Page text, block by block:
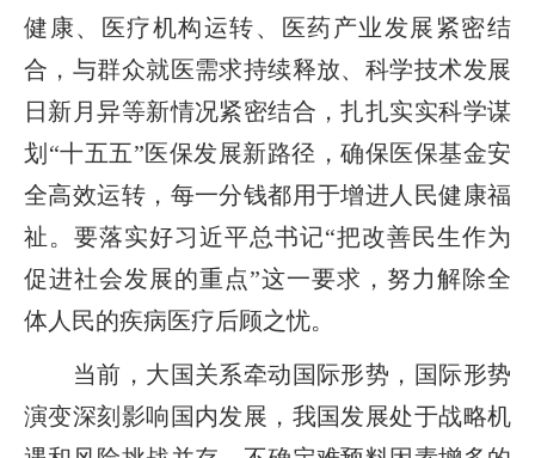
健康、医疗机构运转、医药产业发展紧密结
合，与群众就医需求持续释放、科学技术发展
日新月异等新情况紧密结合，扎扎实实科学谋
划“十五五”医保发展新路径，确保医保基金安
全高效运转，每一分钱都用于增进人民健康福
祉。要落实好习近平总书记“把改善民生作为
促进社会发展的重点”这一要求，努力解除全
体人民的疾病医疗后顾之忧。
当前，大国关系牵动国际形势，国际形势
演变深刻影响国内发展，我国发展处于战略机